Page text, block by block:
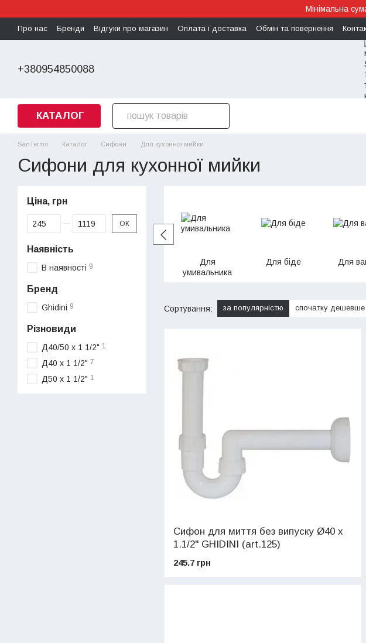
Мінімальна
Про нас Бренди Відгуки про магазин Оплата і доставка Обмін та повернення
Політика конфіденційності
+380954850088
КАТАЛОГ
SanTermo Каталог Сифони Для кухонної мийки
Сифони для кухонної мийки
Для
умивальника
Для біде Для
Сортування: за популярністю спочатку дешевше
Сифон для миття без випуску Ø40 х
1.1/2" GHIDINI (art.125)
245.7 грн
Ціна, грн
Від Ціна, грн
До Ціна, грн ОК
Наявність
В наявності 9
Бренд
Ghidini 9
Різновиди
Д40/50 х 1 1/2" 1
Д40 х 1 1/2" 7
Д50 х 1 1/2" 1